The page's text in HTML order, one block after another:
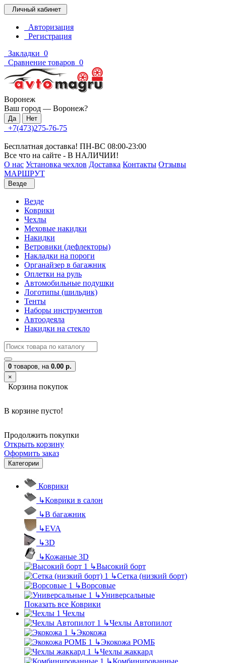
Личный кабинет
Авторизация
Регистрация
Закладки 0
Сравнение товаров 0
Воронеж
Ваш город — Воронеж?
+7(473)275-76-75
Бесплатная доставка! ПН-ВС 08:00-23:00
Все что на сайте - В НАЛИЧИИ!
О нас Установка чехлов Доставка Контакты Отзывы
МАРШРУТ
Везде
Везде
Коврики
Чехлы
Меховые накидки
Накидки
Ветровики (дефлекторы)
Накладки на пороги
Органайзер в багажник
Оплетки на руль
Автомобильные подушки
Логотипы (шильдик)
Тенты
Наборы инструментов
Автоодеяла
Накидки на стекло
0 товаров, на 0.00 р.
×
Корзина покупок
В корзине пусто!
Продолжить покупки
Открыть корзину
Оформить заказ
Категории
Коврики
↳Коврики в салон
↳В багажник
↳EVA
↳3D
↳Кожаные 3D
↳Высокий борт
↳Сетка (низкий борт)
↳Ворсовые
↳Универсальные
Показать все Коврики
Чехлы
↳Чехлы Автопилот
↳Экокожа
↳Экокожа РОМБ
↳Чехлы жаккард
↳Комбинированные